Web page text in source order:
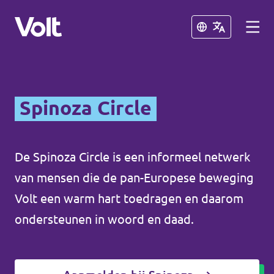
Sluiten
Volt Amsterdam
Volt Arnhem
Volt Delft
...alle Volt gemeenten
Sluiten
Over Volt
Mensen
Nieuws
Spinoza Circle
De Spinoza Circle is een informeel netwerk
van mensen die de pan-Europese beweging
Volt een warm hart toedragen en daarom
ondersteunen in woord en daad.